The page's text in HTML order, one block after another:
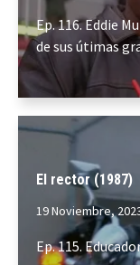
Ep. 116. Eddie
de sus útimas
El rector (1987)
19 Noviembre,
Ep. 115.